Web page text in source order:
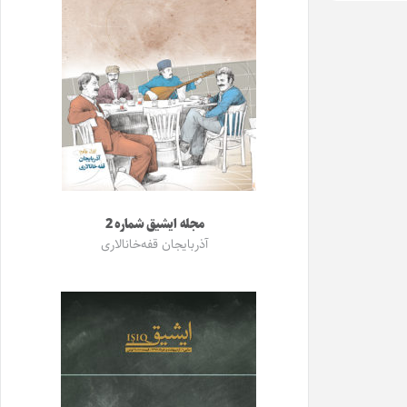
مجله ایشیق شماره 2
آذربایجان قفه‌خانالاری